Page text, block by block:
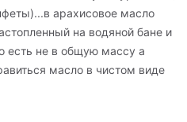
арахисовое масло
на водяной бане и
есть не в общую массу а
масло в чистом виде